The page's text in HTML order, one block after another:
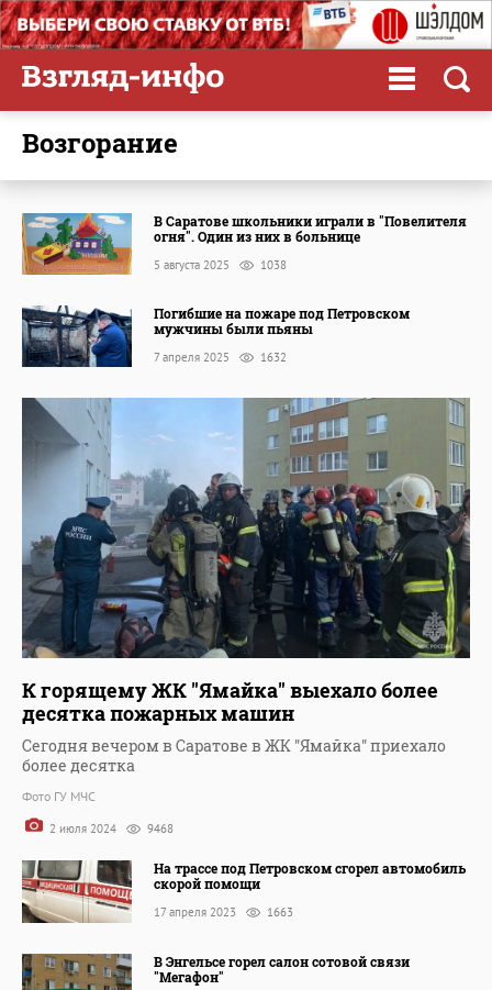
возгорание
В Саратове школьники играли в "Повелителя
огня". Один из них в больнице
5 августа 2025 1038
Погибшие на пожаре под Петровском
мужчины были пьяны
7 апреля 2025 1632
К горящему ЖК "Ямайка" выехало более
десятка пожарных машин
Сегодня вечером в Саратове в ЖК "Ямайка" приехало
более десятка
Фото ГУ МЧС
2 июля 2024 9468
На трассе под Петровском сгорел автомобиль
скорой помощи
17 апреля 2023 1663
В Энгельсе горел салон сотовой связи
"Мегафон"